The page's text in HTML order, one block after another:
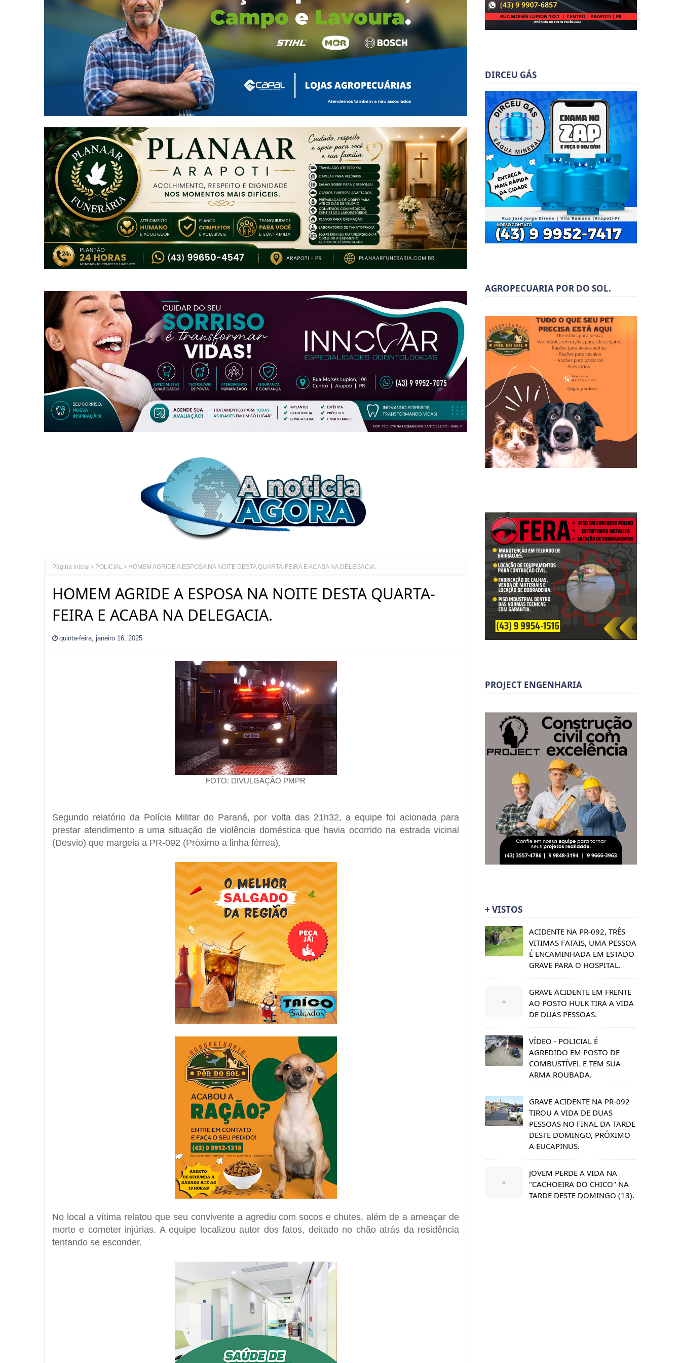
Página inicial POLICIAL HOMEM AGRIDE A ESPOSA NA NOITE DESTA QUARTA-FEIRA E ACABA NA DELEGACIA.
HOMEM AGRIDE A ESPOSA NA NOITE DESTA QUARTA-
FEIRA E ACABA NA DELEGACIA.
quinta-feira, janeiro 16, 2025
FOTO: DIVULGAÇÃO PMPR
Segundo relatório da Polícia Militar do Paraná, por volta das 21h32, a equipe foi acionada para
prestar atendimento a uma situação de violência doméstica que havia ocorrido na estrada vicinal
(Desvio) que margeia a PR-092 (Próximo a linha férrea).
No local a vítima relatou que seu convivente a agrediu com socos e chutes, além de a ameaçar de
morte e cometer injúrias. A equipe localizou autor dos fatos, deitado no chão atrás da residência
tentando se esconder.
DIRCEU GÁS
AGROPECUARIA POR DO SOL.
PROJECT ENGENHARIA
+ VISTOS
ACIDENTE NA PR-092, TRÊS
VITIMAS FATAIS, UMA PESSOA
É ENCAMINHADA EM ESTADO
GRAVE PARA O HOSPITAL.
GRAVE ACIDENTE EM FRENTE
AO POSTO HULK TIRA A VIDA
DE DUAS PESSOAS.
VÍDEO - POLICIAL É
AGREDIDO EM POSTO DE
COMBUSTÍVEL E TEM SUA
ARMA ROUBADA.
GRAVE ACIDENTE NA PR-092
TIROU A VIDA DE DUAS
PESSOAS NO FINAL DA TARDE
DESTE DOMINGO, PRÓXIMO
A EUCAPINUS.
JOVEM PERDE A VIDA NA
"CACHOEIRA DO CHICO" NA
TARDE DESTE DOMINGO (13).